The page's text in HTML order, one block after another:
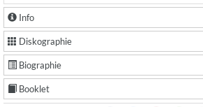
Info
Diskographie
Biographie
Booklet